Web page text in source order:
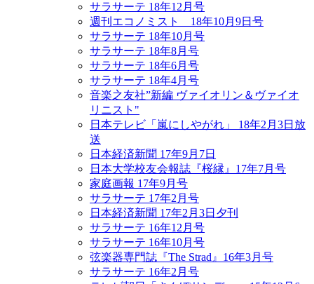
サラサーテ 18年12月号
週刊エコノミスト 18年10月9日号
サラサーテ 18年10月号
サラサーテ 18年8月号
サラサーテ 18年6月号
サラサーテ 18年4月号
音楽之友社”新編 ヴァイオリン＆ヴァイオ
リニスト"
日本テレビ「嵐にしやがれ」 18年2月3日放
送
日本経済新聞 17年9月7日
日本大学校友会報誌『桜縁』17年7月号
家庭画報 17年9月号
サラサーテ 17年2月号
日本経済新聞 17年2月3日夕刊
サラサーテ 16年12月号
サラサーテ 16年10月号
弦楽器専門誌『The Strad』16年3月号
サラサーテ 16年2月号